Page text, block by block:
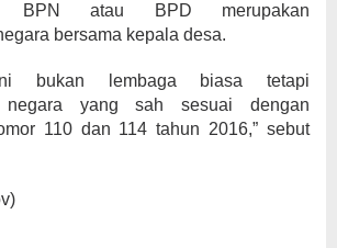
BPN atau BPD merupakan
bersama kepala desa.
bukan lembaga biasa tetapi
negara yang sah sesuai dengan
110 dan 114 tahun 2016,” sebut